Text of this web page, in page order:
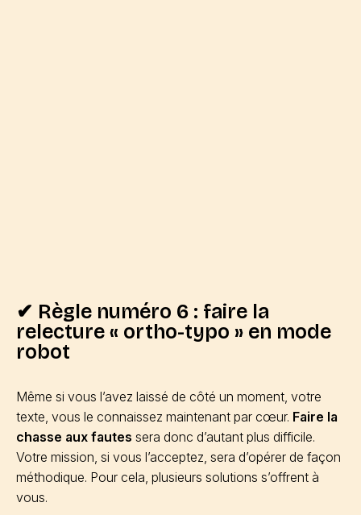
✔ Règle numéro 6 : faire la
relecture « ortho-typo » en mode
robot
Même si vous l’avez laissé de côté un moment, votre
texte, vous le connaissez maintenant par cœur. Faire la
chasse aux fautes sera donc d’autant plus difficile.
Votre mission, si vous l’acceptez, sera d’opérer de façon
méthodique. Pour cela, plusieurs solutions s’offrent à
vous.